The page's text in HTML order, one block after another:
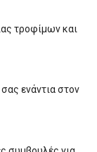
τροφίμων και
ενάντια στον